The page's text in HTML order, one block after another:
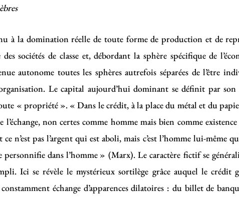
à la domination réelle de toute forme de production et de
sociétés de classe et, débordant la sphère spécifique de
autonome toutes les sphères autrefois séparées de l’être
Le capital aujourd’hui dominant se définit par son
« propriété ». « Dans le crédit, à la place du métal et du
l’échange, non certes comme homme mais bien comme
n’est pas l’argent qui est aboli, mais c’est l’homme lui-même
personnifie dans l’homme » (Marx). Le caractère fictif se
Ici se révèle le mystérieux sortilège grâce auquel le crédit
échange d’apparences dilatoires : du billet de